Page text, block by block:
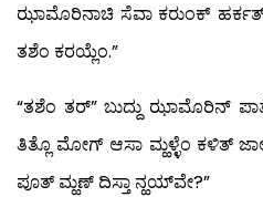
ಝಾಮೊರಿನಾಚಿ ಸೆವಾ ಕರುಂಕ್
ತಶೆಂ ಕರಯ್ಲೆಂ.”
“ತಶೆಂ ತರ್” ಬುದ್ದು ಝಾಮೊರಿನ್
ತಿತ್ಲೊ ಮೋಗ್ ಆಸಾ ಮ್ಹಳ್ಳೆಂ ಕಳಿತ್
ಪೂತ್ ಮ್ಹಣ್ ದಿಸ್ತಾ ನ್ಹಯ್‍ವೇ?”